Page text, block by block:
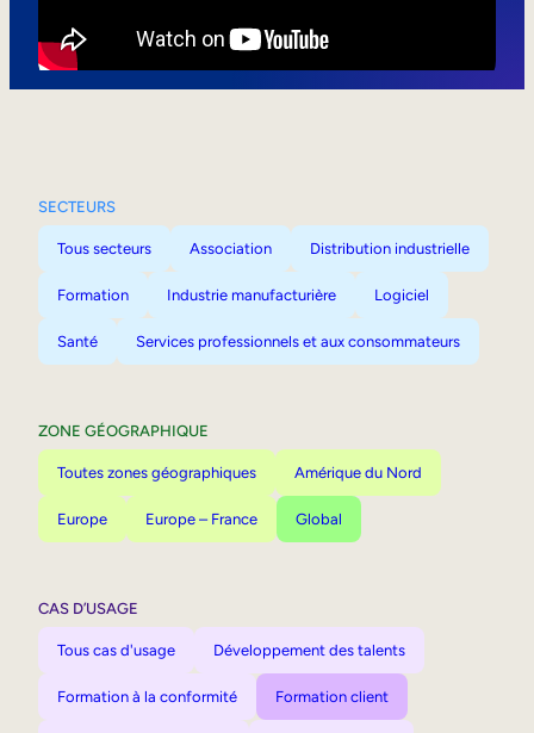
SECTEURS
Tous secteurs Association Distribution industrielle
Formation Industrie manufacturière Logiciel
Santé Services professionnels et aux consommateurs
ZONE GÉOGRAPHIQUE
Toutes zones géographiques Amérique du Nord
Europe Europe – France Global
CAS D’USAGE
Tous cas d'usage Développement des talents
Formation à la conformité Formation client